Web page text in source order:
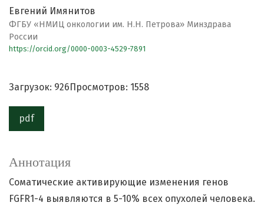
Евгений Имянитов
ФГБУ «НМИЦ онкологии им. Н.Н. Петрова» Минздрава
России
https://orcid.org/0000-0003-4529-7891
Загрузок: 926 Просмотров: 1558
pdf
Аннотация
Соматические активирующие изменения генов
FGFR1-4 выявляются в 5-10% всех опухолей человека.